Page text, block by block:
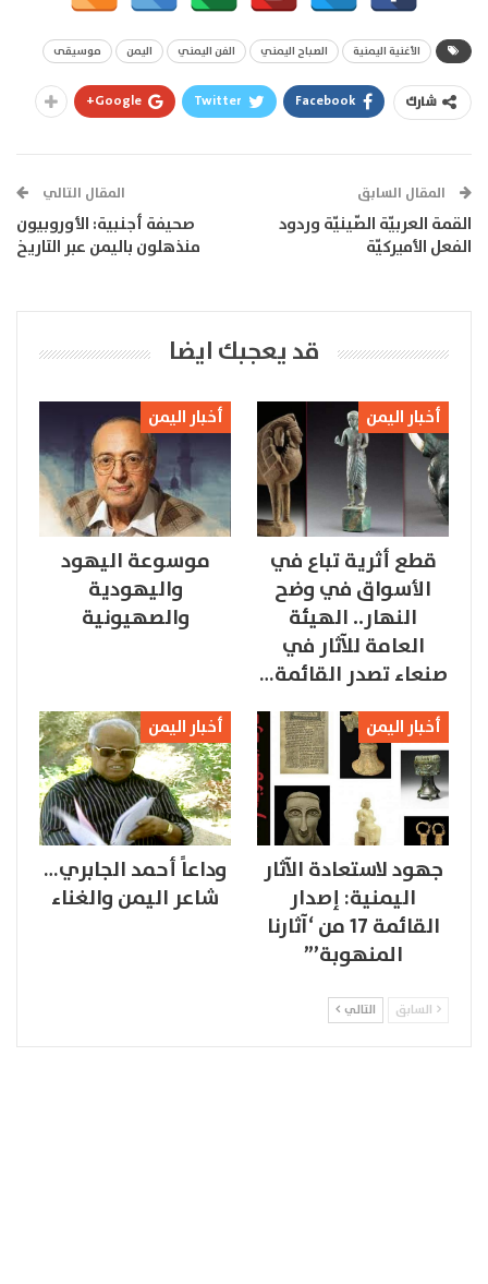
الأغنية اليمنية الصباح اليمني الفن اليمني اليمن موسيقى
شارك Facebook
Twitter
Google+
المقال السابق
القمة العربيّة الصّينيّة وردود
الفعل الأميركيّة
المقال التالي
صحيفة أجنبية: الأوروبيون
منذهلون باليمن عبر التاريخ
قد يعجبك ايضا
أخبار اليمن
قطع أثرية تباع في
الأسواق في وضح
النهار.. الهيئة
العامة للآثار في
صنعاء تصدر القائمة…
أخبار اليمن
موسوعة اليهود
واليهودية
والصهيونية
أخبار اليمن
جهود لاستعادة الآثار
اليمنية: إصدار
القائمة 17 من ‘آثارنا
المنهوبة’”
أخبار اليمن
وداعاً أحمد الجابري…
شاعر اليمن والغناء
السابق التالي